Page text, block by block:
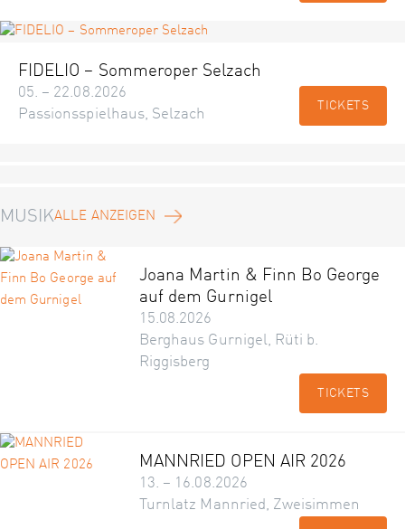
FIDELIO – Sommeroper Selzach
05. – 22.08.2026
Passionsspielhaus, Selzach
TICKETS
MUSIKALLE ANZEIGEN
Joana Martin & Finn Bo George
auf dem Gurnigel
15.08.2026
Berghaus Gurnigel, Rüti b.
Riggisberg
TICKETS
MANNRIED OPEN AIR 2026
13. – 16.08.2026
Turnlatz Mannried, Zweisimmen